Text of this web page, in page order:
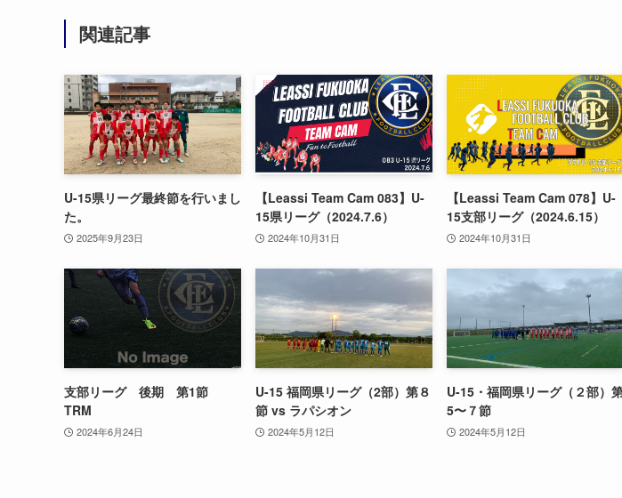
関連記事
U-15県リーグ最終節を行いまし
た。
2025年9月23日
【Leassi Team Cam 083】U-
15県リーグ（2024.7.6）
2024年10月31日
【Leassi Team Cam 078】U-
15支部リーグ（2024.6.15）
2024年10月31日
支部リーグ 後期 第1節
TRM
2024年6月24日
U-15 福岡県リーグ（2部）第８
節 vs ラパシオン
2024年5月12日
U-15・福岡県リーグ（２部）
5〜７節
2024年5月12日